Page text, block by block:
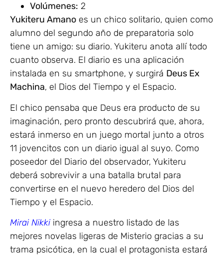
Volúmenes: 2
Yukiteru Amano es un chico solitario, quien como
alumno del segundo año de preparatoria solo
tiene un amigo: su diario. Yukiteru anota allí todo
cuanto observa. El diario es una aplicación
instalada en su smartphone, y surgirá Deus Ex
Machina, el Dios del Tiempo y el Espacio.
El chico pensaba que Deus era producto de su
imaginación, pero pronto descubrirá que, ahora,
estará inmerso en un juego mortal junto a otros
11 jovencitos con un diario igual al suyo. Como
poseedor del Diario del observador, Yukiteru
deberá sobrevivir a una batalla brutal para
convertirse en el nuevo heredero del Dios del
Tiempo y el Espacio.
Mirai Nikkiingresa a nuestro listado de las
mejores novelas ligeras de Misterio gracias a su
trama psicótica, en la cual el protagonista estará